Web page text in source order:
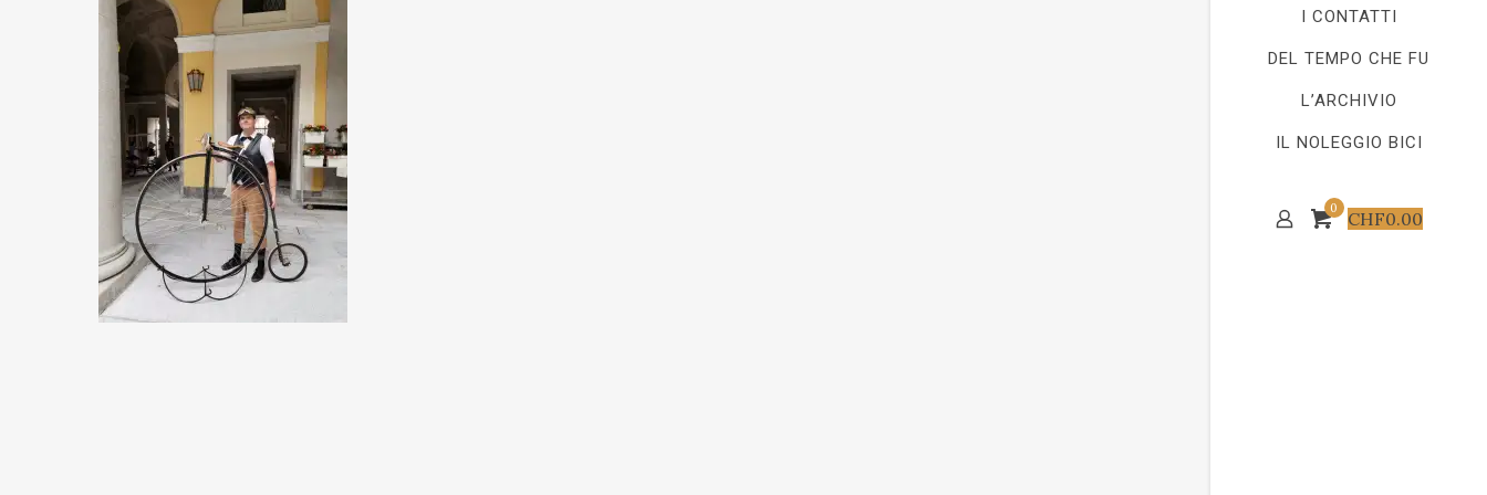
I CONTATTI
DEL TEMPO CHE FU
L’ARCHIVIO
IL NOLEGGIO BICI
0 CHF0.00